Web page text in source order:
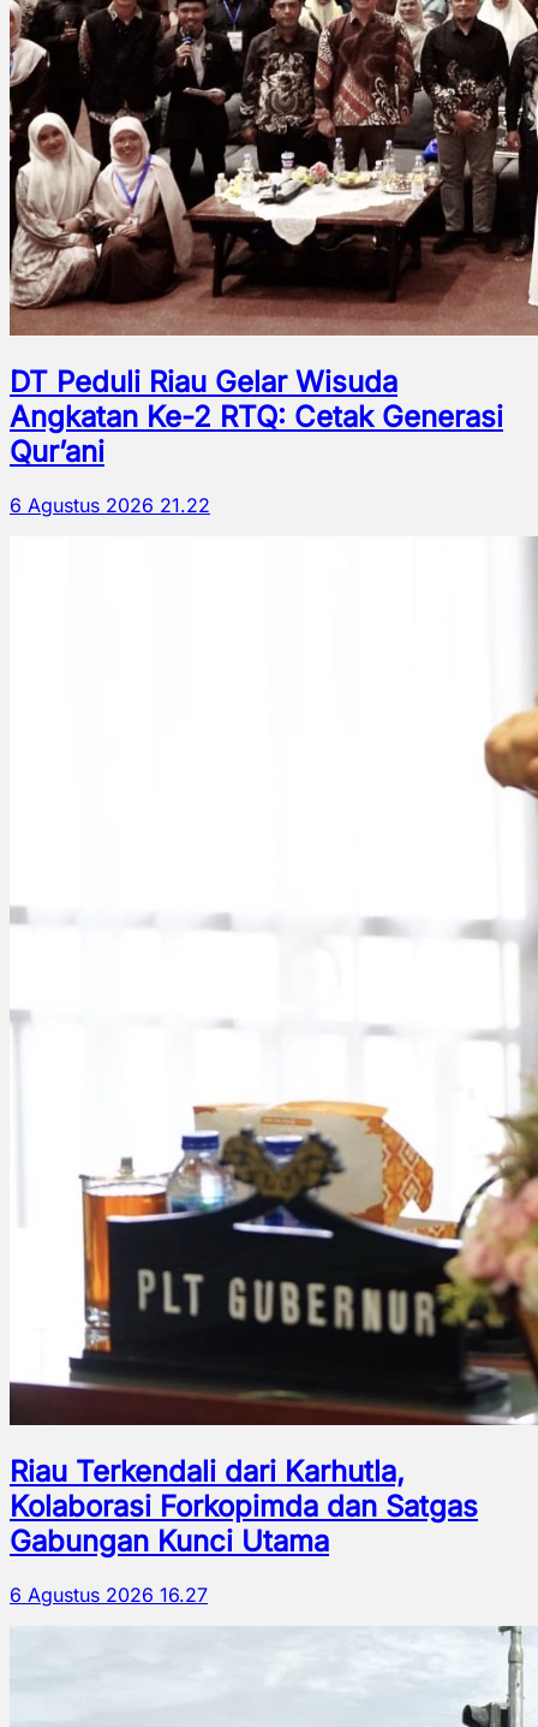
DT Peduli Riau Gelar Wisuda
Angkatan Ke-2 RTQ: Cetak Generasi
Qur’ani
6 Agustus 2026 21.22
Riau Terkendali dari Karhutla,
Kolaborasi Forkopimda dan Satgas
Gabungan Kunci Utama
6 Agustus 2026 16.27